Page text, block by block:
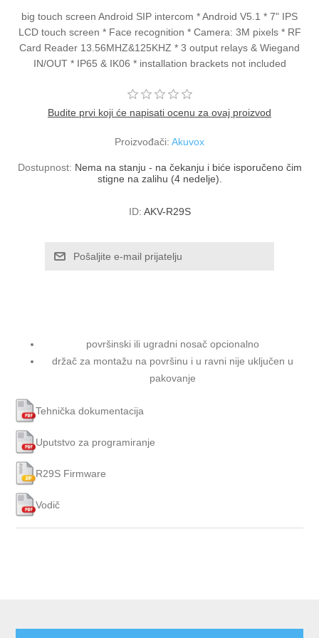
big touch screen Android SIP intercom * Android V5.1 * 7" IPS
LCD touch screen * Face recognition * Camera: 3M pixels * RF
Card Reader 13.56MHZ&125KHZ * 3 output relays & Wiegand
IN/OUT * IP65 & IK06 * installation brackets not included
Budite prvi koji će napisati ocenu za ovaj proizvod
Proizvođači: Akuvox
Dostupnost: Nema na stanju - na čekanju i biće isporučeno čim
stigne na zalihu (4 nedelje).
ID: AKV-R29S
površinski ili ugradni nosač opcionalno
držač za montažu na površinu i u ravni nije uključen u
pakovanje
Tehnička dokumentacija
Uputstvo za programiranje
R29S Firmware
Vodič